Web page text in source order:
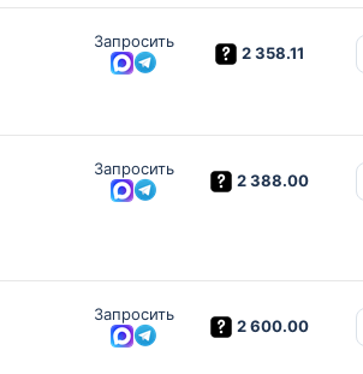
Запросить
2 358.11
Запросить
2 388.00
Запросить
2 600.00